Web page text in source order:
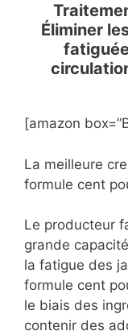
Éliminer
[amazon
La meilleure
formule cent
Le producteur
grande
la fatigue des
formule cent
le biais des
contenir des